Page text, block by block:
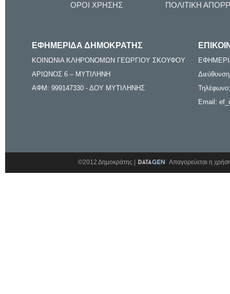
ΟΡΟΙ ΧΡΗΣΗΣ ΠΟΛΙΤΙΚΗ
ΕΦΗΜΕΡΙΔΑ ΔΗΜΟΚΡΑΤΗΣ
ΚΟΙΝΩΝΙΑ ΚΛΗΡΟΝΟΜΩΝ ΓΕΩΡΓΙΟΥ ΣΚΟΥΦΟΥ
ΑΡΙΩΝΟΣ 6 – ΜΥΤΙΛΗΝΗ
ΑΦΜ: 999147330 - ΔΟΥ ΜΥΤΙΛΗΝΗΣ
Email:
©2012 Δημοκράτης | Απαγορεύεται η